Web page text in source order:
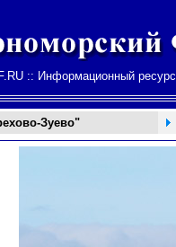
:: Информационный ресурс
Зуево"